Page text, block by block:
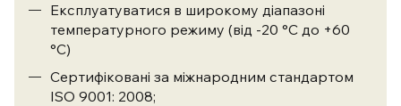
Експлуатуватися в широкому діапазоні
температурного режиму (від -20 °С до +60
°С)
​Сертифіковані за міжнародним стандартом
ISO 9001: 2008;